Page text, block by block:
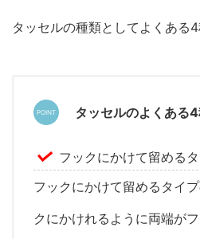
タッセルの種類としてよくある4
タッセルのよくある
フックにかけて留める
フックにかけて留めるタイ
クにかけれるように両端が